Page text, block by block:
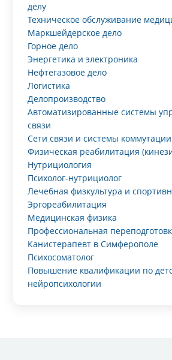
делу
Техническое обслуживание
Маркшейдерское дело
Горное дело
Энергетика и электроника
Нефтегазовое дело
Логистика
Делопроизводство
Автоматизированные системы
связи
Сети связи и системы коммутации
Физическая реабилитация
Нутрициология
Психолог-нутрициолог
Лечебная физкультура и
Эргореабилитация
Медицинская физика
Профессиональная
Канистерапевт в Симферополе
Психосоматолог
Повышение квалификации по
нейропсихологии